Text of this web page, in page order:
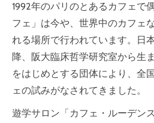
ボードゲームの紹介
中古絵本・玩具の販売
ボードゲームの販売
カナリアるーむ（こころ
1992年のパリのとあるカフェで
フェ」は今や、世界中のカフェ
れる場所で行われています。日
降、阪大臨床哲学研究室から生
をはじめとする団体により、全
ェの試みがなされてきました。
遊学サロン「カフェ・ルーデン